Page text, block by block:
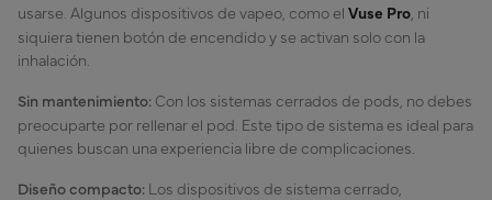
usarse. Algunos dispositivos de vapeo, como el Vuse Pro , ni
siquiera tienen botón de encendido y se activan solo con la
inhalación.
Sin mantenimiento: Con los sistemas cerrados de pods, no debes
preocuparte por rellenar el pod. Este tipo de sistema es ideal para
quienes buscan una experiencia libre de complicaciones.
Diseño compacto: Los dispositivos de sistema cerrado,